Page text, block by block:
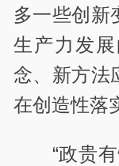
多一些创新
生产力发
念、新方法
在创造性落
“政贵